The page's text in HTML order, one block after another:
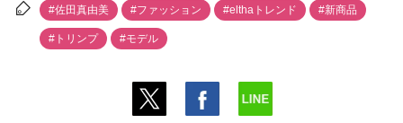
#佐田真由美 #ファッション #elthaトレンド #新商品
#トリンプ #モデル